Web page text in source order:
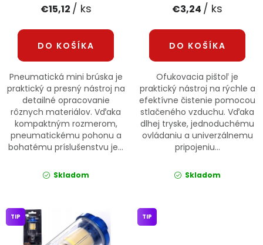
€15,12 / ks
DO KOŠÍKA
Pneumatická mini brúska je
praktický a presný nástroj na
detailné opracovanie
rôznych materiálov. Vďaka
kompaktným rozmerom,
pneumatickému pohonu a
bohatému príslušenstvu je...
Skladom
€3,24 / ks
DO KOŠÍKA
Ofukovacia pištoľ je
praktický nástroj na rýchle a
efektívne čistenie pomocou
stlačeného vzduchu. Vďaka
dlhej tryske, jednoduchému
ovládaniu a univerzálnemu
pripojeniu...
Skladom
TIP TIP